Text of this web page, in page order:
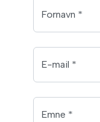
Fornavn *
E-mail *
Emne *